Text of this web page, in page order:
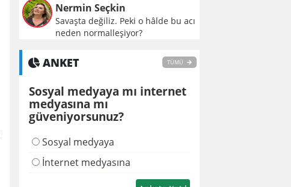
Nermin Seçkin
Savaşta değiliz. Peki o hâlde bu acı
neden normalleşiyor?
ANKET TÜMÜ
Sosyal medyaya mı internet
medyasına mı
güveniyorsunuz?
Sosyal medyaya
İnternet medyasına